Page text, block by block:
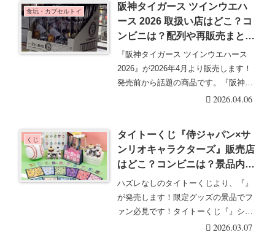
食玩・カプセルトイ
阪神タイガース ツインウエハ
ース 2026 取扱い店はどこ？コ
ンビニは？配列や再販売まと
め！フラゲは？イオン、ローソ
ンも！カードは全30種類！
『阪神タイガース ツインウエハース
2026』が2026年4月より販売します！
発売前から話題の商品です。『阪神タ
イガース・・・続きを読む2026.04.06
くじ
タイトーくじ『侍ジャパン×サ
ンリオキャラクターズ』販売店
はどこ？コンビニは？景品内
訳、口コミ、在庫、売り切れま
とめ！オンライン通販は？口コ
ミまとめ！2026/3/6より新発
売！ローソン、セブン、ファミ
ハズレなしのタイトーくじより、『』
が発売します！限定グッズの景品でフ
ァン必見です！タイトーくじ『』シリ
ーズのラインナップ・・・続きを読む
2026.03.07